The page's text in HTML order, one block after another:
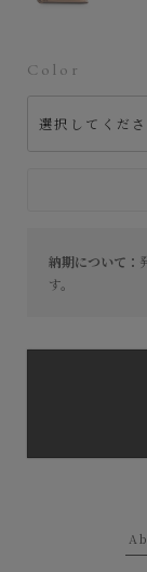
納期について：
す。
Color